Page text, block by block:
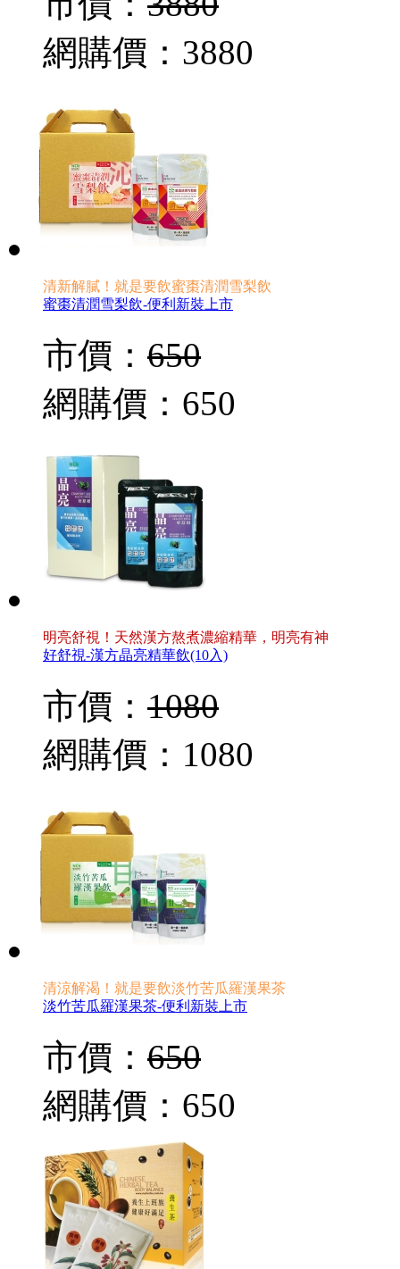
網購價： 3880
清新解膩！就是要飲蜜棗清潤雪梨飲
蜜棗清潤雪梨飲-便利新裝上市
市價： 650
網購價： 650
明亮舒視！天然漢方熬煮濃縮精華，明亮有神
好舒視-漢方晶亮精華飲(10入)
市價： 1080
網購價： 1080
清涼解渴！就是要飲淡竹苦瓜羅漢果茶
淡竹苦瓜羅漢果茶-便利新裝上市
市價： 650
網購價： 650